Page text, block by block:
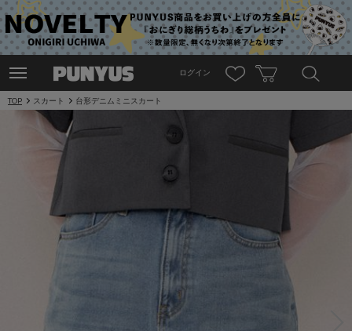
ログイン
TOP スカート 台形デニムミニスカート